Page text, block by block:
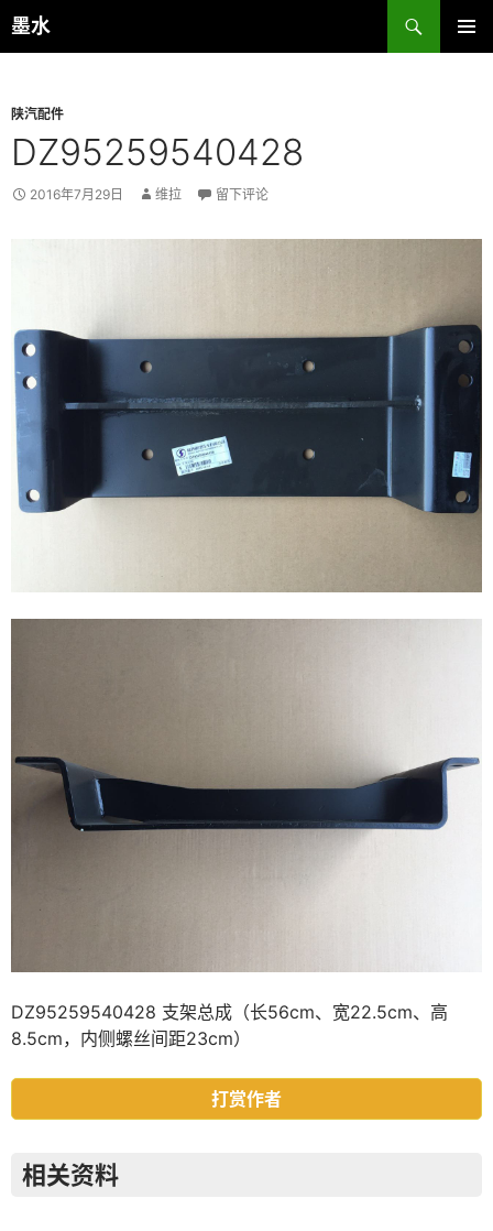
跳
至
墨水
搜
索
陕汽配件
DZ95259540428
2016年7月29日 维拉 留下评论
DZ95259540428 支架总成（长56cm、宽22.5cm、高
8.5cm，内侧螺丝间距23cm）
打赏作者
相关资料